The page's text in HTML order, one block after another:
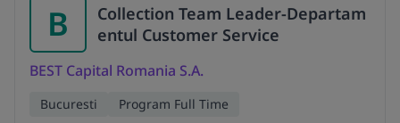
B
Collection Team Leader-Departam
entul Customer Service
BEST Capital Romania S.A.
Bucuresti Program Full Time